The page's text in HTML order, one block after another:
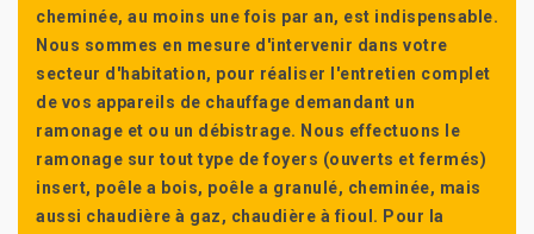
cheminée, au moins une fois par an, est indispensable.
Nous sommes en mesure d'intervenir dans votre
secteur d'habitation, pour réaliser l'entretien complet
de vos appareils de chauffage demandant un
ramonage et ou un débistrage. Nous effectuons le
ramonage sur tout type de foyers (ouverts et fermés)
insert, poêle a bois, poêle a granulé, cheminée, mais
aussi chaudière à gaz, chaudière à fioul. Pour la